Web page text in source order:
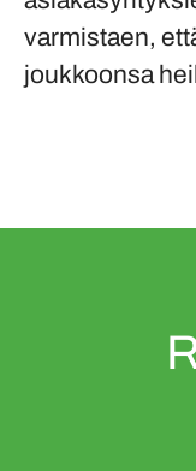
varmistaen,
joukkoonsa